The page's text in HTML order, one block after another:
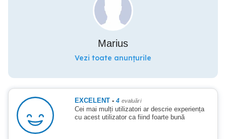
Marius
Vezi toate anunțurile
EXCELENT - 4 evaluări
Cei mai mulți utilizatori ar descrie experiența
cu acest utilizator ca fiind foarte bună